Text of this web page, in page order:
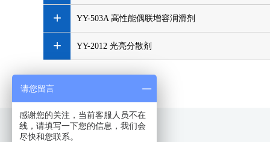
YY-503A 高性能偶联增容润滑剂
YY-2012 光亮分散剂
友情链接：
请您留言
感谢您的关注，当前客服人员不在
线，请填写一下您的信息，我们会
尽快和您联系。